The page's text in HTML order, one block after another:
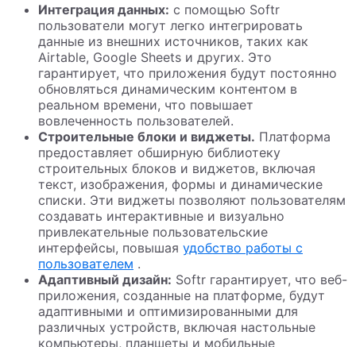
Интеграция данных: с помощью Softr
пользователи могут легко интегрировать
данные из внешних источников, таких как
Airtable, Google Sheets и других. Это
гарантирует, что приложения будут постоянно
обновляться динамическим контентом в
реальном времени, что повышает
вовлеченность пользователей.
Строительные блоки и виджеты. Платформа
предоставляет обширную библиотеку
строительных блоков и виджетов, включая
текст, изображения, формы и динамические
списки. Эти виджеты позволяют пользователям
создавать интерактивные и визуально
привлекательные пользовательские
интерфейсы, повышая удобство работы с
пользователем .
Адаптивный дизайн: Softr гарантирует, что веб-
приложения, созданные на платформе, будут
адаптивными и оптимизированными для
различных устройств, включая настольные
компьютеры, планшеты и мобильные